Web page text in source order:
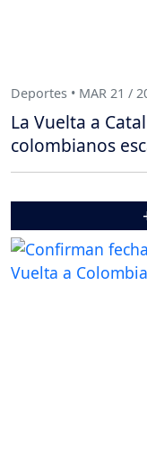
Deportes • MAR 21 /
La Vuelta a
colombianos